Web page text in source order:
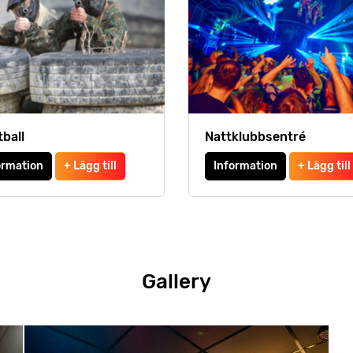
+ Lägg till
Nattklubbsentré
Information + Lägg till
Gallery